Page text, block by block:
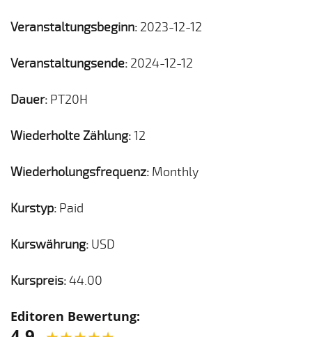
Veranstaltungsbeginn: 2023-12-12
Veranstaltungsende: 2024-12-12
Dauer: PT20H
Wiederholte Zählung:12
Wiederholungsfrequenz: Monthly
Kurstyp: Paid
Kurswährung: USD
Kurspreis:44.00
Editoren Bewertung: